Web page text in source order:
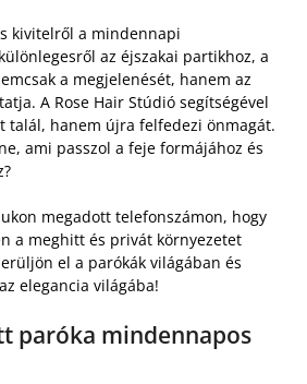
kivitelről a mindennapi
az éjszakai partikhoz, a
a megjelenését, hanem az
A Rose Hair Stúdió segítségével
talál, hanem újra felfedezi önmagát.
ami passzol a feje formájához és
megadott telefonszámon, hogy
a meghitt és privát környezetet
el a parókák világában és
elegancia világába!
paróka mindennapos